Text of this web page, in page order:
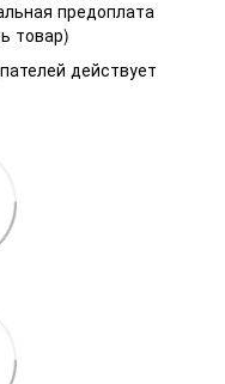
предоплата
товар)
действует